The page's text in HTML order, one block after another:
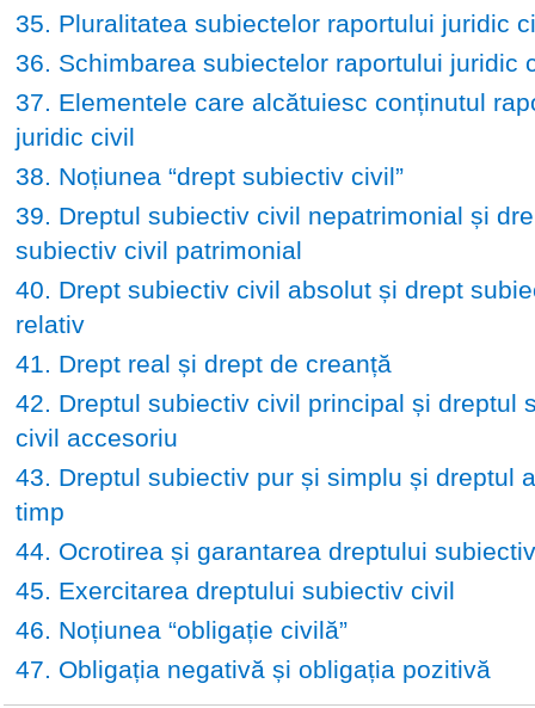
35. Pluralitatea subiectelor raportului juridic
36. Schimbarea subiectelor raportului juridic
37. Elementele care alcătuiesc conținutul
juridic civil
38. Noțiunea “drept subiectiv civil”
39. Dreptul subiectiv civil nepatrimonial și
subiectiv civil patrimonial
40. Drept subiectiv civil absolut și drept
relativ
41. Drept real și drept de creanță
42. Dreptul subiectiv civil principal și dreptul
civil accesoriu
43. Dreptul subiectiv pur și simplu și dreptul
timp
44. Ocrotirea și garantarea dreptului
45. Exercitarea dreptului subiectiv civil
46. Noțiunea “obligație civilă”
47. Obligația negativă și obligația pozitivă